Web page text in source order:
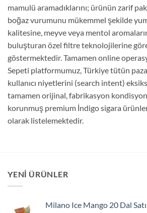
mamulü aramadıklarını; ürünün zarif
boğaz vurumunu mükemmel şekilde
kalitesine, meyve veya mentol
buluşturan özel filtre teknolojilerine
göstermektedir. Tamamen online
Sepeti platformumuz, Türkiye tütün
kullanıcı niyetlerini (search intent)
tamamen orijinal, fabrikasyon
korunmuş premium İndigo sigara
olarak listelemektedir.
YENI ÜRÜNLER
Milano Ice Mango 20 Dal